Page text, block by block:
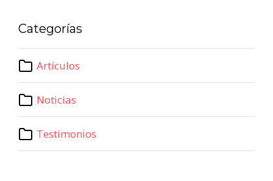
Categorías
Artículos
Noticias
Testimonios